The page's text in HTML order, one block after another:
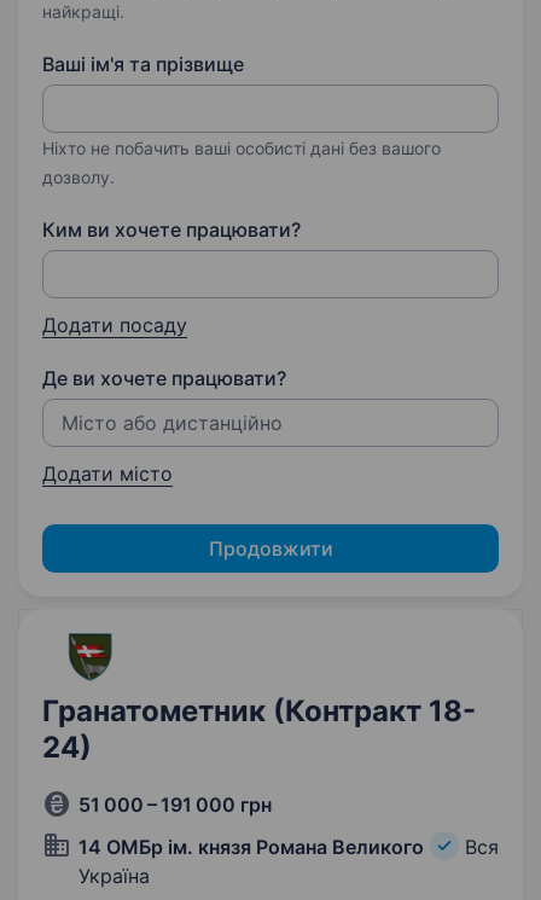
найкращі.
Ваші ім'я та прізвище
Ніхто не побачить ваші особисті дані без вашого
дозволу.
Ким ви хочете працювати?
Додати посаду
Де ви хочете працювати?
Додати місто
Продовжити
Гранатометник (Контракт 18-
24)
51 000 – 191 000 грн
14 ОМБр ім. князя Романа Великого
Вся
Україна